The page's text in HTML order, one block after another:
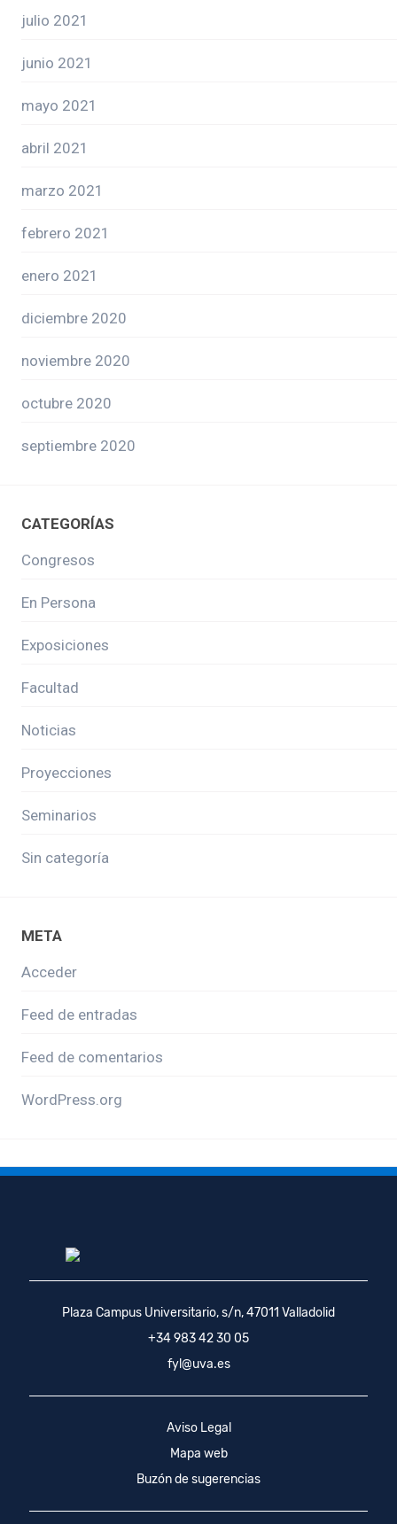
julio 2021
junio 2021
mayo 2021
abril 2021
marzo 2021
febrero 2021
enero 2021
diciembre 2020
noviembre 2020
octubre 2020
septiembre 2020
CATEGORÍAS
Congresos
En Persona
Exposiciones
Facultad
Noticias
Proyecciones
Seminarios
Sin categoría
META
Acceder
Feed de entradas
Feed de comentarios
WordPress.org
Plaza Campus Universitario, s/n, 47011 Valladolid
+34 983 42 30 05
fyl@uva.es
Aviso Legal
Mapa web
Buzón de sugerencias